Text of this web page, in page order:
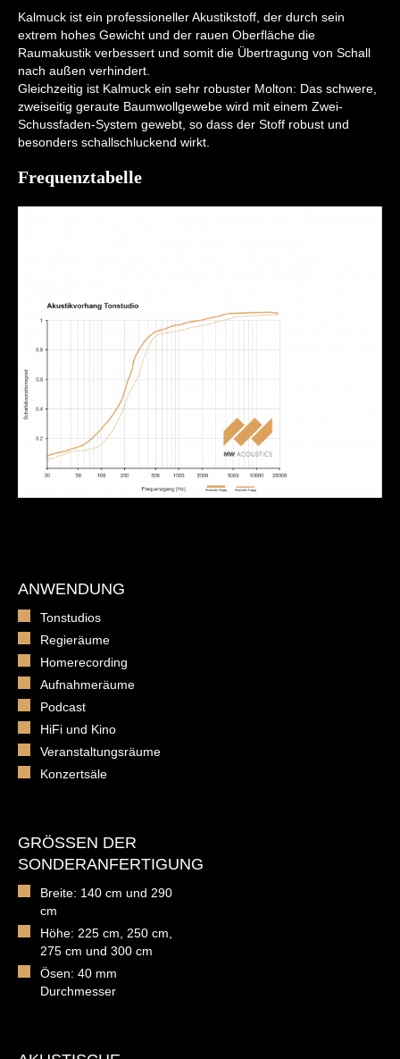
Kalmuck ist ein professioneller Akustikstoff, der durch sein
extrem hohes Gewicht und der rauen Oberfläche die
Raumakustik verbessert und somit die Übertragung von Schall
nach außen verhindert.
Gleichzeitig ist Kalmuck ein sehr robuster Molton: Das schwere,
zweiseitig geraute Baumwollgewebe wird mit einem Zwei-
Schussfaden-System gewebt, so dass der Stoff robust und
besonders schallschluckend wirkt.
Frequenztabelle
ANWENDUNG
Tonstudios
Regieräume
Homerecording
Aufnahmeräume
Podcast
HiFi und Kino
Veranstaltungsräume
Konzertsäle
GRÖSSEN DER S
ONDERANFERTIGUNG
Breite: 140 cm und 290
cm
Höhe: 225 cm, 250 cm,
275 cm und 300 cm
Ösen: 40 mm
Durchmesser